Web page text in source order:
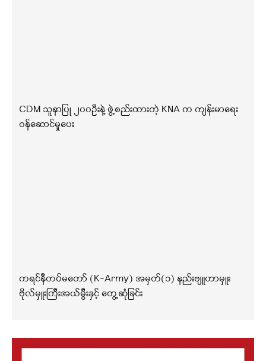
CDM သူနာပြု ၂၀၀ဦးနဲ့ ဖွဲ့စည်းထားတဲ့ KNA က ကျန်းမာရေး
ဝန်ဆောင်မှုပေး
ကရင်နီတပ်မတော် (K-Army) အမှတ်(၁) နည်းဗျူဟာမှူး
ဗိုလ်မှူးကြီးအယ်မွီးနှင့် တွေ့ဆုံခြင်း